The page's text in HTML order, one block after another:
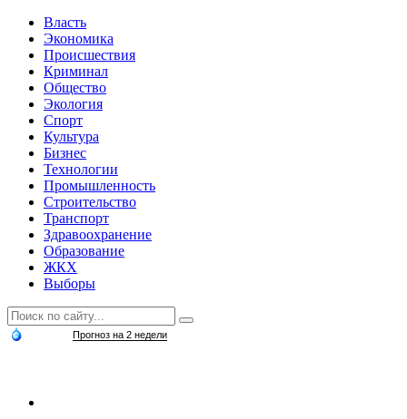
Власть
Экономика
Происшествия
Криминал
Общество
Экология
Спорт
Культура
Бизнес
Технологии
Промышленность
Строительство
Транспорт
Здравоохранение
Образование
ЖКХ
Выборы
Прогноз на 2 недели